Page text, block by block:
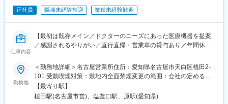
＜対応製品一覧＞
■エネルギー・環境分野
■バイオ・ヘルスケア
【部署の雰囲気】
お客様の声を最前線で聞き取り、顧客ニーズを開発や納入に活か
す文化が根付いています。現場の情報を基に製品改善が行われる
正社員 職種未経験歓迎 業種未経験歓迎
仕事内容
【最初は既存メイン／ドクターのニーズにあった医療機器を提案
／感謝されるやりがい／直行直帰・営業車の貸与あり／年間休日
■職務詳細：
担当エリア病院へ訪問、ドクターや医療従事者がどんな医療機器
を必要としているかヒアリングします。ニーズを把握したら適切
な製品を提案し、導入して頂きます。提案先は最初は既存がメイ
勤務地
＜勤務地詳細＞名古屋営業所住所：愛知県名古屋市天白区植田2-
101 受動喫煙対策：敷地内全面禁煙変更の範囲：会社の定める事
業所
【最寄り駅】
植田駅(名古屋市営)、塩釜口駅、原駅(愛知県)